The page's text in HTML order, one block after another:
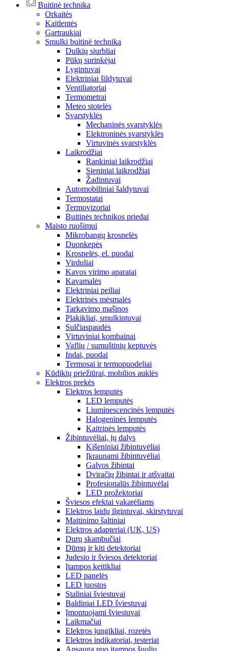
Buitinė technika
Orkaitės
Kaitlentės
Gartraukiai
Smulki buitinė technika
Dulkių siurbliai
Pūkų surinkėjai
Lygintuvai
Elektriniai šildytuvai
Ventiliatoriai
Termometrai
Meteo stotelės
Svarstyklės
Mechaninės svarstyklės
Elektroninės svarstyklės
Virtuvinės svarstyklės
Laikrodžiai
Rankiniai laikrodžiai
Sieniniai laikrodžiai
Žadintuvai
Automobiliniai šaldytuvai
Termostatai
Termovizoriai
Buitinės technikos priedai
Maisto ruošimui
Mikrobangų krosnelės
Duonkepės
Krosnelės, el. puodai
Virduliai
Kavos virimo aparatai
Kavamalės
Elektriniai peiliai
Elektrinės mėsmalės
Tarkavimo mašinos
Plakikliai, smulkintuvai
Sulčiaspaudės
Virtuviniai kombainai
Vaflių / sumuštinių keptuvės
Indai, puodai
Termosai ir termopuodeliai
Kūdikių priežiūrai, mobilios auklės
Elektros prekės
Elektros lemputės
LED lemputės
Liuminescencinės lemputės
Halogeninės lemputės
Kaitrinės lemputės
Žibintuvėliai, jų dalys
Kišeniniai žibintuvėliai
Įkraunami žibintuvėliai
Galvos žibintai
Dviračių žibintai ir atšvaitai
Profesionalūs žibintuvėlai
LED prožektoriai
Šviesos efektai vakarėliams
Elektros laidų ilgintuvai, skirstytuvai
Maitinimo šaltiniai
Elektros adapteriai (UK, US)
Durų skambučiai
Dūmų ir kiti detektoriai
Judesio ir šviesos detektoriai
Įtampos keitikliai
LED panelės
LED juostos
Staliniai šviestuvai
Baldiniai LED šviestuvai
Įmontuojami šviestuvai
Laikmačiai
Elektros jungikliai, rozetės
Elektros indikatoriai, testeriai
Apsauga nuo įtampos šuolių